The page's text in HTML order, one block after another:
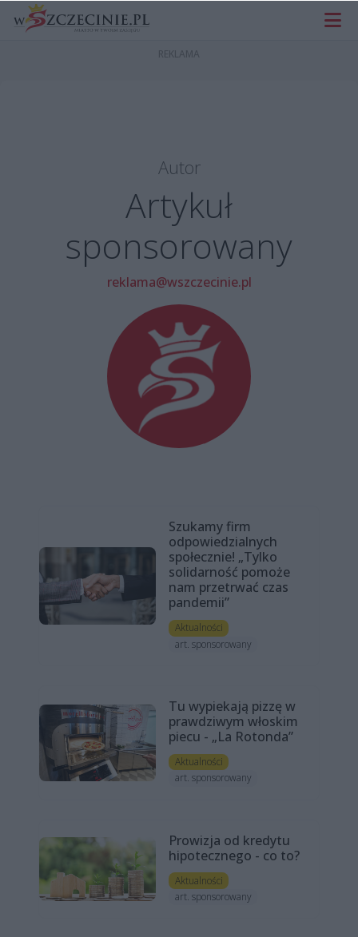
Autor
Artykuł
sponsorowany
reklama@wszczecinie.pl
Szukamy firm
odpowiedzialnych
społecznie! „Tylko
solidarność pomoże
nam przetrwać czas
pandemii”
Aktualności
art. sponsorowany
Tu wypiekają pizzę w
prawdziwym włoskim
piecu - „La Rotonda”
Aktualności
art. sponsorowany
Prowizja od kredytu
hipotecznego - co to?
Aktualności
art. sponsorowany